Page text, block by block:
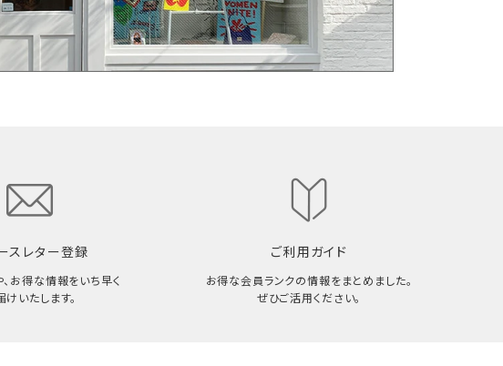
スレター登録
お得な情報をいち早く
けいたします。
ご利用ガイド
お得な会員ランクの情報をまとめました。
ぜひご活用ください。